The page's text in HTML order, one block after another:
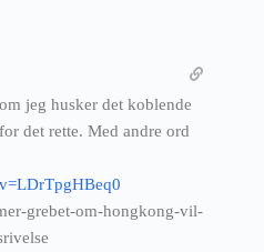
jeg husker det koblende
det rette. Med andre ord
grebet-om-hongkong-vil-